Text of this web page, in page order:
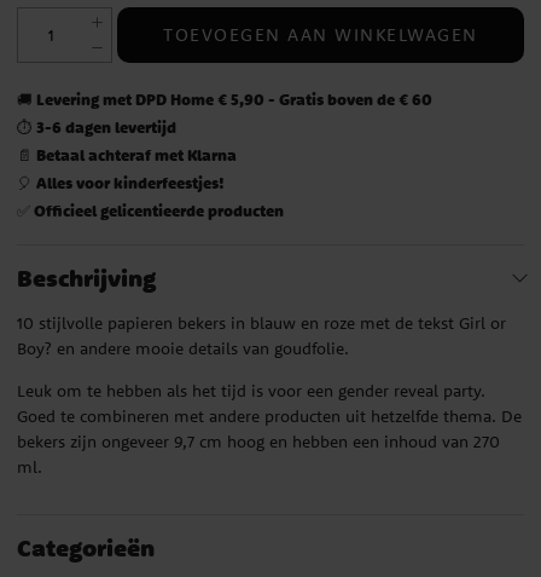
TOEVOEGEN AAN WINKELWAGEN
🚚 Levering met DPD Home € 5,90 - Gratis boven de € 60
⏱️ 3-6 dagen levertijd
📄 Betaal achteraf met Klarna
🎈 Alles voor kinderfeestjes!
✅ Officieel gelicentieerde producten
Beschrijving
10 stijlvolle papieren bekers in blauw en roze met de tekst Girl or
Boy? en andere mooie details van goudfolie.
Leuk om te hebben als het tijd is voor een gender reveal party.
Goed te combineren met andere producten uit hetzelfde thema. De
bekers zijn ongeveer 9,7 cm hoog en hebben een inhoud van 270
ml.
Categorieën